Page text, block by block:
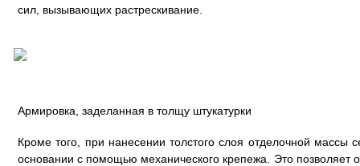
сил, вызывающих растрескивание.
Армировка, заделанная в толщу штукатурки
Кроме того, при нанесении толстого слоя отделочной массы
основании с помощью механического крепежа. Это позволяет